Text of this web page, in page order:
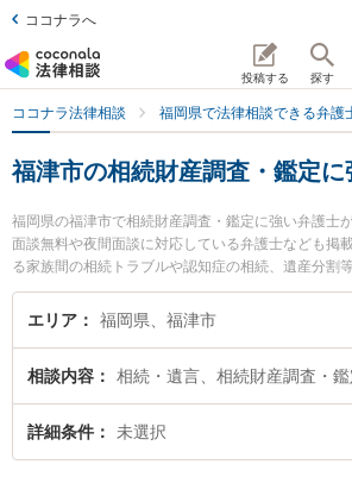
ココナラへ
投稿する 探す
ココナラ法律相談 福岡県で法律相談できる弁護
福津市の相続財産調査・鑑定に
福岡県の福津市で相続財産調査・鑑定に強い弁護士
面談無料や夜間面談に対応している弁護士なども掲
る家族間の相続トラブルや認知症の相続、遺産分割
み検索もでき便利です。特に福津法律事務所の後藤
ル情報や弁護士費用、強みなどが注目されています
『初回相談無料で相続財産調査・鑑定を法律相談で
談予約したい』などでお困りの相談者さんにおすす
エリア 福岡県、福津市
相談内容 相続・遺言、相続財産調査・鑑
詳細条件 未選択